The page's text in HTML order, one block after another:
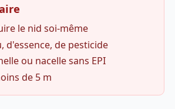
le nid soi-même
d'essence, de pesticide
ou nacelle sans EPI
de 5 m